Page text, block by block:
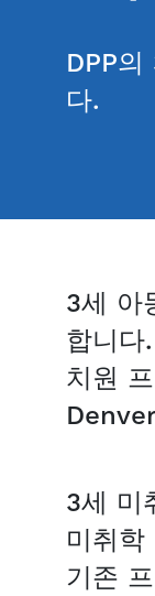
DPP
다.
3세 아
합니
치원
3세 미
미취
기존